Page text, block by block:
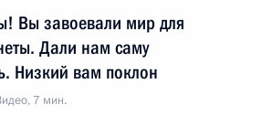
Вы завоевали мир для
Дали нам саму
Низкий вам поклон
7 мин.